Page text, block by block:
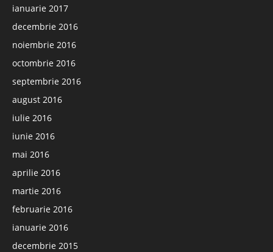
ianuarie 2017
decembrie 2016
noiembrie 2016
octombrie 2016
septembrie 2016
august 2016
iulie 2016
iunie 2016
mai 2016
aprilie 2016
martie 2016
februarie 2016
ianuarie 2016
decembrie 2015